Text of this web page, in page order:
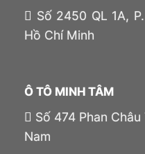
Số 2450 QL 1A,
Hồ Chí Minh
Ô TÔ MINH TÂM
Số 474 Phan Châu
Nam